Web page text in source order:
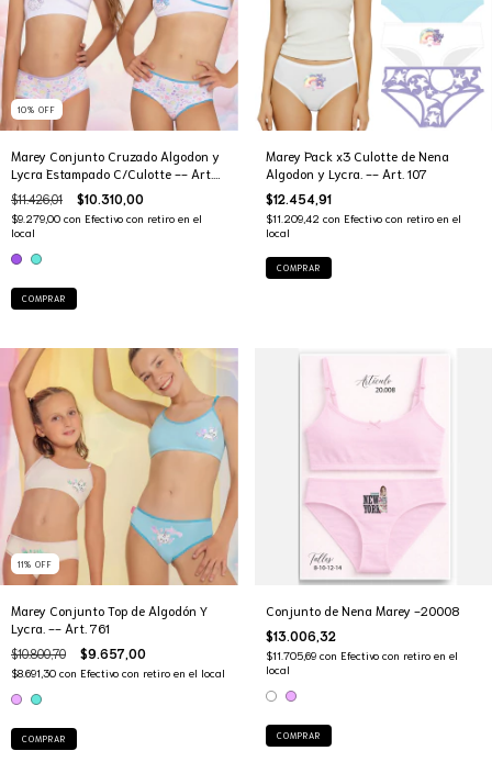
10% OFF
Marey Conjunto Cruzado Algodon y
Lycra Estampado C/Culotte -- Art.
521
$11.426,01 $10.310,00
$9.279,00 con Efectivo con retiro en el
local
COMPRAR
Marey Pack x3 Culotte de Nena
Algodon y Lycra. -- Art. 107
$12.454,91
$11.209,42 con Efectivo con retiro en el
local
COMPRAR
11% OFF
Marey Conjunto Top de Algodón Y
Lycra. -- Art. 761
$10.800,70 $9.657,00
$8.691,30 con Efectivo con retiro en el local
COMPRAR
Conjunto de Nena Marey -20008
$13.006,32
$11.705,69 con Efectivo con retiro en el
local
COMPRAR